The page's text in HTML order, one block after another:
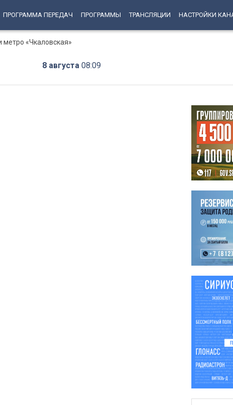
ПРОГРАММА ПЕРЕДАЧ ПРОГРАММЫ ТРАНСЛЯЦИИ НАСТРОЙКИ
«Чкаловская»
8 августа 08:09